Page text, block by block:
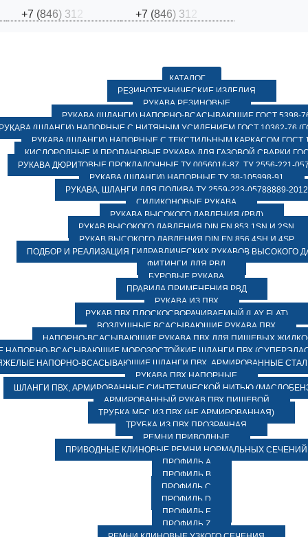
+7 (846) 31 +7 (846) 31
КАТАЛОГ
РЕЗИНОТЕХНИЧЕСКИЕ ИЗДЕЛИЯ
РУКАВА РЕЗИНОВЫЕ
РУКАВА (ШЛАНГИ) НАПОРНО-ВСАСЫВАЮЩИЕ ГОСТ 5398-
(ШЛАНГИ) НАПОРНЫЕ С НИТЯНЫМ УСИЛЕНИЕМ ГОСТ 10362-76
РУКАВА (ШЛАНГИ) НАПОРНЫЕ С ТЕКСТИЛЬНЫМ КАРКАСОМ ГОСТ
КИСЛОРОДНЫЕ И ПРОПАНОВЫЕ РУКАВА ДЛЯ ГАЗОВОЙ СВАРКИ
РУКАВА ДЮРИТОВЫЕ ПРОКЛАДОЧНЫЕ ТУ 0056016-87, ТУ 2556-221-
РУКАВА (ШЛАНГИ) НАПОРНЫЕ ТУ 38-105998-91
РУКАВА, ШЛАНГИ ДЛЯ ПОЛИВА ТУ 2559-223-05788889-2012
СИЛИКОНОВЫЕ РУКАВА
РУКАВА ВЫСОКОГО ДАВЛЕНИЯ (РВД)
РУКАВ ВЫСОКОГО ДАВЛЕНИЯ DIN EN 853 1SN И 2SN
РУКАВ ВЫСОКОГО ДАВЛЕНИЯ DIN EN 856 4SH И 4SP
ПОДБОР И РЕАЛИЗАЦИЯ ГИДРАВЛИЧЕСКИХ РУКАВОВ ВЫСОКОГО
ФИТИНГИ ДЛЯ РВД
БУРОВЫЕ РУКАВА
ПРАВИЛА ПРИМЕНЕНИЯ РВД
РУКАВА ИЗ ПВХ
РУКАВ ПВХ ПЛОСКОСВОРАЧИВАЕМЫЙ (LAY FLAT)
ВОЗДУШНЫЕ ВСАСЫВАЮЩИЕ РУКАВА ПВХ
НАПОРНО-ВСАСЫВАЮЩИЕ РУКАВА ПВХ ДЛЯ ПИЩЕВЫХ
НАПОРНО-ВСАСЫВАЮЩИЕ МОРОЗОСТОЙКИЕ ШЛАНГИ ПВХ
НАПОРНО-ВСАСЫВАЮЩИЕ ШЛАНГИ ПВХ, АРМИРОВАННЫЕ
РУКАВА ПВХ НАПОРНЫЕ
ШЛАНГИ ПВХ, АРМИРОВАННЫЕ СИНТЕТИЧЕСКОЙ НИТЬЮ
АРМИРОВАННЫЙ РУКАВ ПВХ ПИЩЕВОЙ
ТРУБКА МБС ИЗ ПВХ (НЕ АРМИРОВАННАЯ)
ТРУБКА ИЗ ПВХ ПРОЗРАЧНАЯ
РЕМНИ ПРИВОДНЫЕ
ПРИВОДНЫЕ КЛИНОВЫЕ РЕМНИ НОРМАЛЬНЫХ СЕЧЕНИЙ
ПРОФИЛЬ A
ПРОФИЛЬ B
ПРОФИЛЬ C
ПРОФИЛЬ D
ПРОФИЛЬ E
ПРОФИЛЬ Z